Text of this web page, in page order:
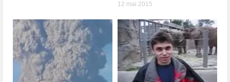
12 mai 2015